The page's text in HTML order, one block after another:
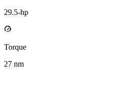
29.5-hp
Torque
27 nm